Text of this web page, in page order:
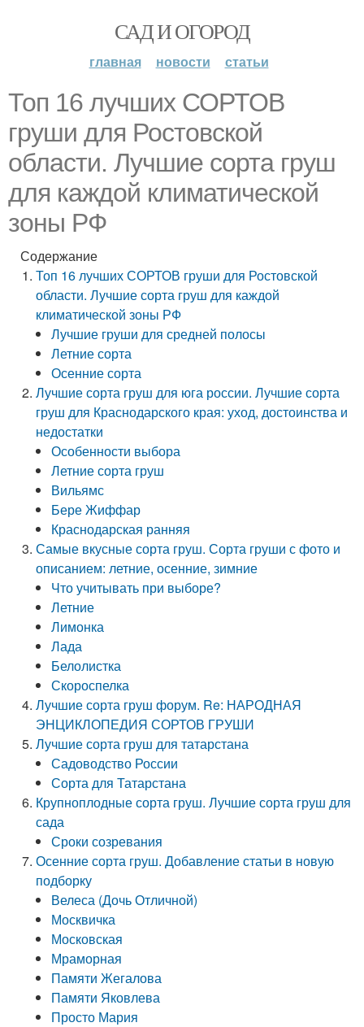
САД И ОГОРОД
главная новости статьи
Топ 16 лучших СОРТОВ
груши для Ростовской
области. Лучшие сорта груш
для каждой климатической
зоны РФ
Содержание
Топ 16 лучших СОРТОВ груши для Ростовской
области. Лучшие сорта груш для каждой
климатической зоны РФ
Лучшие груши для средней полосы
Летние сорта
Осенние сорта
Лучшие сорта груш для юга россии. Лучшие сорта
груш для Краснодарского края: уход, достоинства и
недостатки
Особенности выбора
Летние сорта груш
Вильямс
Бере Жиффар
Краснодарская ранняя
Самые вкусные сорта груш. Сорта груши с фото и
описанием: летние, осенние, зимние
Что учитывать при выборе?
Летние
Лимонка
Лада
Белолистка
Скороспелка
Лучшие сорта груш форум. Re: НАРОДНАЯ
ЭНЦИКЛОПЕДИЯ СОРТОВ ГРУШИ
Лучшие сорта груш для татарстана
Садоводство России
Сорта для Татарстана
Крупноплодные сорта груш. Лучшие сорта груш для
сада
Сроки созревания
Осенние сорта груш. Добавление статьи в новую
подборку
Велеса (Дочь Отличной)
Москвичка
Московская
Мраморная
Памяти Жегалова
Памяти Яковлева
Просто Мария